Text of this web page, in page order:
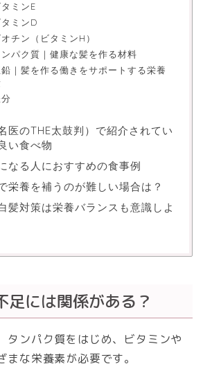
タミンE
タミンD
オチン（ビタミンH）
ンパク質｜健康な髪を作る材料
鉛｜髪を作る働きをサポートする栄養
医のTHE太鼓判）で紹介されてい
い食べ物
なる人におすすめの食事例
栄養を補うのが難しい場合は？
髪対策は栄養バランスも意識しよ
足には関係がある？
タンパク質をはじめ、ビタミンや
まな栄養素が必要です。